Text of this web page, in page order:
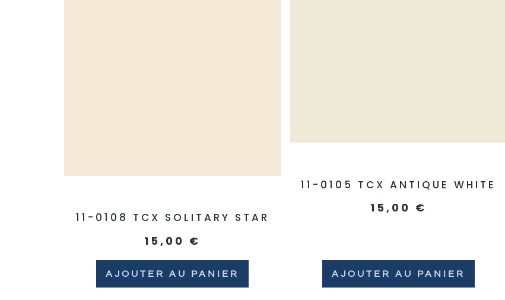
11-0108 TCX SOLITARY STAR
15,00 €
AJOUTER AU PANIER
11-0105 TCX ANTIQUE WHITE
15,00 €
AJOUTER AU PANIER